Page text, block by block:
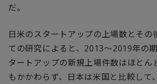
だ。
日米のスタートアップの上場数とその
ての研究によると、 2013～2019年の
タートアップの新規上場件数はほとん
もかかわらず、日本は米国と比較して